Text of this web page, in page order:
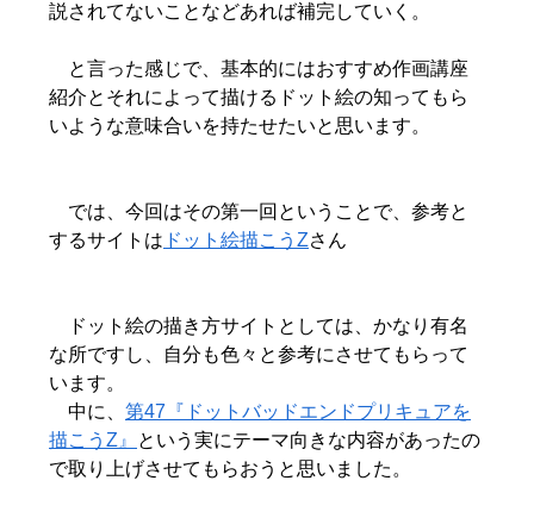
説されてないことなどあれば補完していく。
と言った感じで、基本的にはおすすめ作画講座
紹介とそれによって描けるドット絵の知ってもら
いような意味合いを持たせたいと思います。
では、今回はその第一回ということで、参考と
するサイトは ドット絵描こうZさん
ドット絵の描き方サイトとしては、かなり有名
な所ですし、自分も色々と参考にさせてもらって
います。
中に、 第47『ドットバッドエンドプリキュアを
描こうZ』
という実にテーマ向きな内容があったの
で取り上げさせてもらおうと思いました。